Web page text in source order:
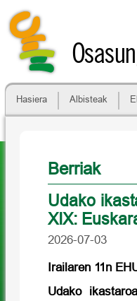
Hasiera Albisteak
Berriak
Udako
XIX:
2026-07-03
Irailaren 11n
Udako